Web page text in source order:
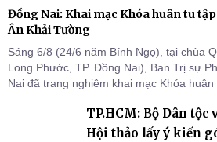
Đồng Nai: Khai mạc Khóa huân tu
Ân Khải Tường
Sáng 6/8 (24/6 năm Bính Ngọ), tại chùa
Long Phước, TP. Đồng Nai), Ban Trị sự
Nai đã trang nghiêm khai mạc Khóa
chỗ khu vực VII, VIII và trường hạ chùa
TP.HCM: Bộ Dân
Hội thảo lấy ý kiến